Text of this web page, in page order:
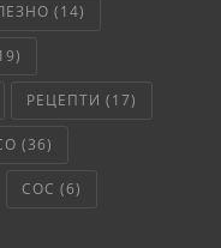
(14)
РЕЦЕПТИ (17)
(36)
СОС (6)